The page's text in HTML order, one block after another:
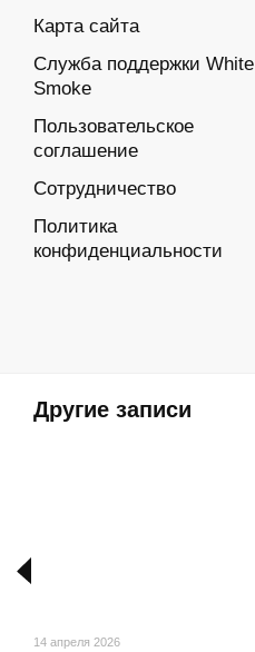
Карта сайта
Служба поддержки White
Smoke
Пользовательское
соглашение
Сотрудничество
Политика
конфиденциальности
Другие записи
14 апреля 2026